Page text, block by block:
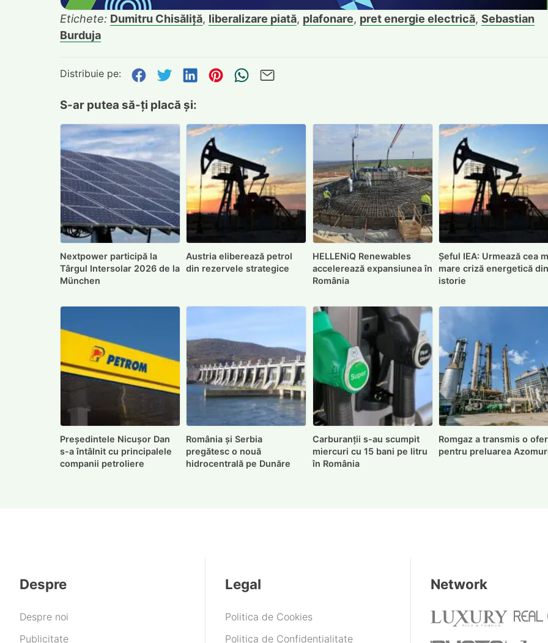
Etichete: Dumitru Chisăliță, liberalizare piată, plafonare, pret energie electrică, Sebastian
Burduja
Distribuie pe: Distribuie pe Facebook
Distribuie pe Twitter
Distribuie pe LinkedIn
Distribuie pe Pinterest
Trimite prin whatsapp
S-ar putea să-ți placă și:
Nextpower participă la
Târgul Intersolar 2026 de la
München
Austria eliberează petrol
din rezervele strategice
HELLENiQ Renewables
accelerează expansiunea în
România
Șeful IEA: Urmează cea
mare criză energetică
istorie
Președintele Nicușor Dan
s-a întâlnit cu principalele
companii petroliere
România și Serbia
pregătesc o nouă
hidrocentrală pe Dunăre
Carburanții s-au scumpit
miercuri cu 15 bani pe litru
în România
Romgaz a transmis o
pentru preluarea
Despre
Despre noi
Publicitate
Legal
Politica de Cookies
Politica de Confidențialitate
Network